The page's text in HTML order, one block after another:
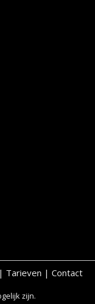
| Tarieven | Contact
zijn.